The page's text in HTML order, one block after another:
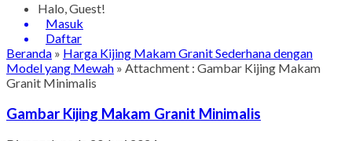
Halo, Guest!
Masuk
Daftar
Beranda » Harga Kijing Makam Granit Sederhana dengan
Model yang Mewah » Attachment : Gambar Kijing Makam
Granit Minimalis
Gambar Kijing Makam Granit Minimalis